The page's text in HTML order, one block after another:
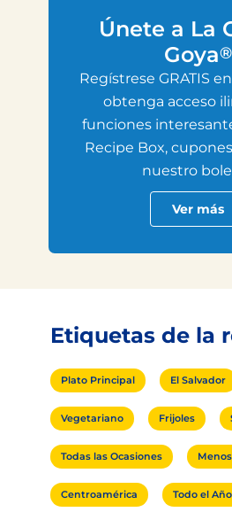
Únete a La
Goya®
Regístrese GRATIS
obtenga acceso
funciones
Recipe Box,
nuestro
Ver más
Etiquetas de la
Plato Principal El Salvador
Vegetariano Frijoles
Todas las Ocasiones
Centroamérica Todo el Año